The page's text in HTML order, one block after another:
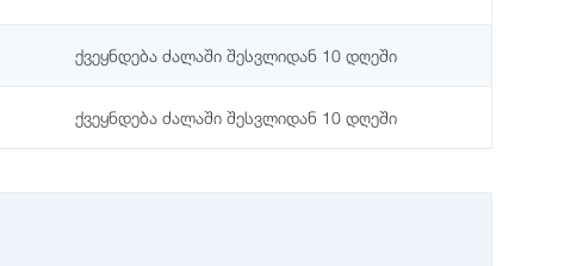
ქვეყნდება ძალაში შესვლიდან 10 დღეში
ქვეყნდება ძალაში შესვლიდან 10 დღეში